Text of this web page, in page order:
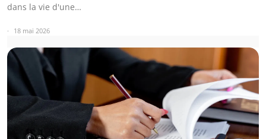
dans la vie d'une…
18 mai 2026